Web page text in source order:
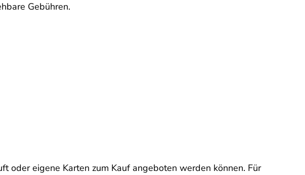
Gebühren.
oder eigene Karten zum Kauf angeboten werden können. Für